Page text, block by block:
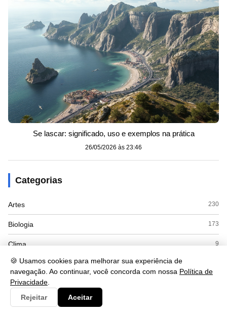
🍪 Usamos cookies para melhorar sua experiência de
navegação. Ao continuar, você concorda com nossa Política de
Privacidade
Rejeitar
Aceitar
Se lascar: significado, uso e exemplos na prática
26/05/2026 às 23:46
Categorias
Artes 230
Biologia 173
Clima 9
Cultura
Economia
Educacao